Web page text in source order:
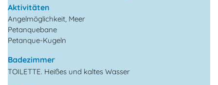
Aktivitäten
Angelmöglichkeit, Meer
Petanquebane
Petanque-Kugeln
Badezimmer
TOILETTE. Heißes und kaltes Wasser